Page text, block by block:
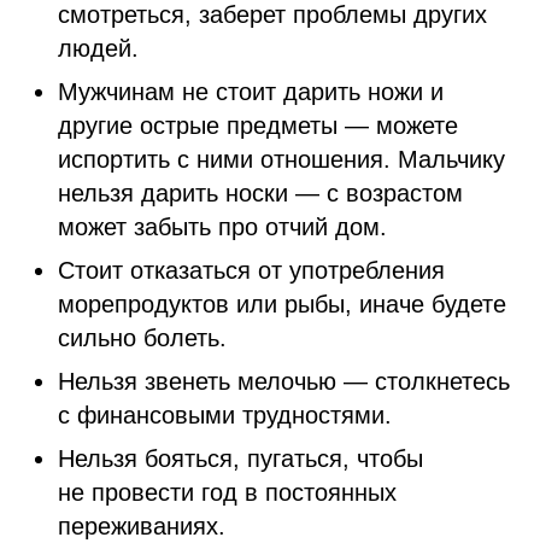
смотреться, заберет проблемы других
людей.
Мужчинам не стоит дарить ножи и
другие острые предметы — можете
испортить с ними отношения. Мальчику
нельзя дарить носки — с возрастом
может забыть про отчий дом.
Стоит отказаться от употребления
морепродуктов или рыбы, иначе будете
сильно болеть.
Нельзя звенеть мелочью — столкнетесь
с финансовыми трудностями.
Нельзя бояться, пугаться, чтобы
не провести год в постоянных
переживаниях.